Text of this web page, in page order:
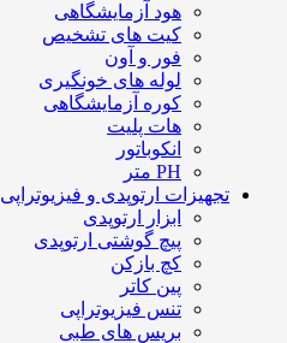
هود آزمایشگاهی
کیت های تشخیص
فور و آون
لوله های خونگیری
کوره آزمایشگاهی
هات پلیت
انکوباتور
PH متر
تجهیزات ارتوپدی و فیزیوتراپی
ابزار ارتوپدی
پیچ گوشتی ارتوپدی
کچ بازکن
پین کاتر
تنس فیزیوتراپی
بریس های طبی